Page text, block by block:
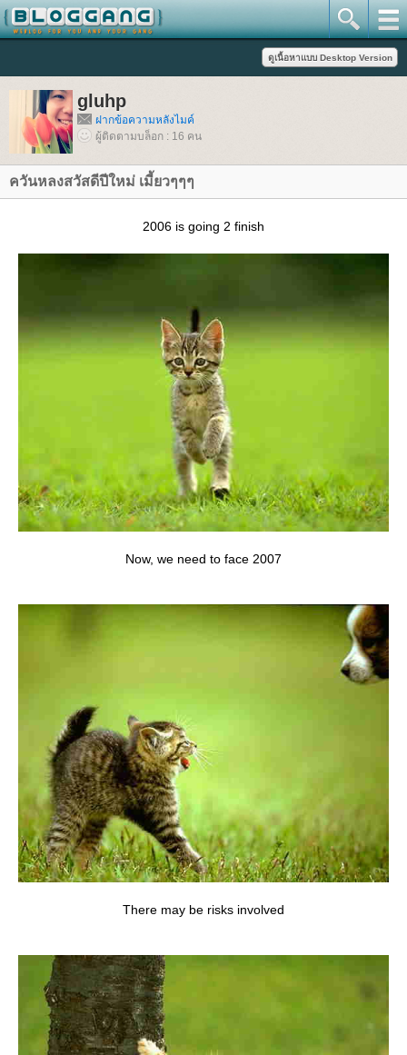
gluhp
ฝากข้อความหลังไมค์
ผู้ติดตามบล็อก : 16 คน
ควันหลงสวัสดีปีใหม่ เมี้ยวๆๆๆ
2006 is going 2 finish
Now, we need to face 2007
There may be risks involved